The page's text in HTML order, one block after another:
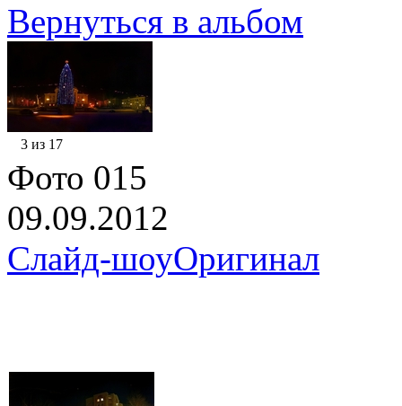
Вернуться в альбом
3 из 17
Фото 015
09.09.2012
Слайд-шоуОригинал